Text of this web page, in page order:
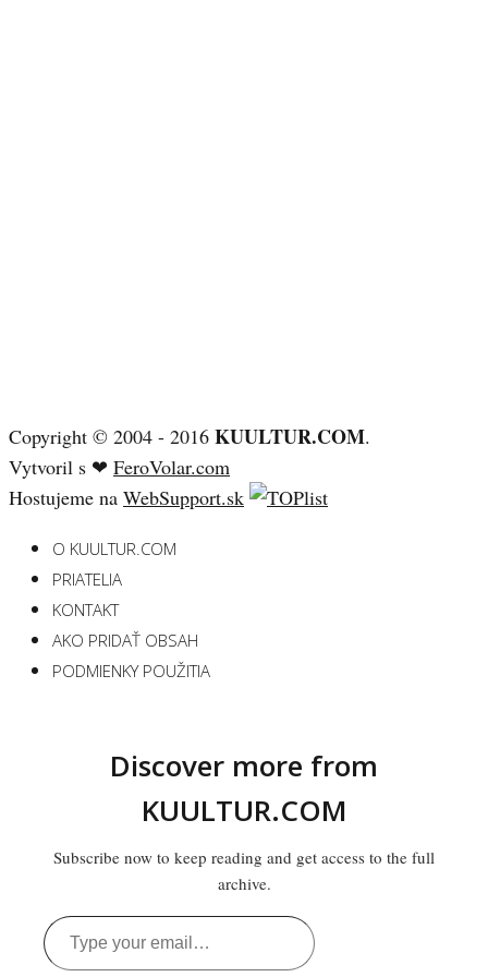
Copyright © 2004 - 2016 KUULTUR.COM.
Vytvoril s ❤ FeroVolar.com
Hostujeme na WebSupport.sk
O KUULTUR.COM
PRIATELIA
KONTAKT
AKO PRIDAŤ OBSAH
PODMIENKY POUŽITIA
Discover more from
KUULTUR.COM
Subscribe now to keep reading and get access to the full
archive.
Type
your